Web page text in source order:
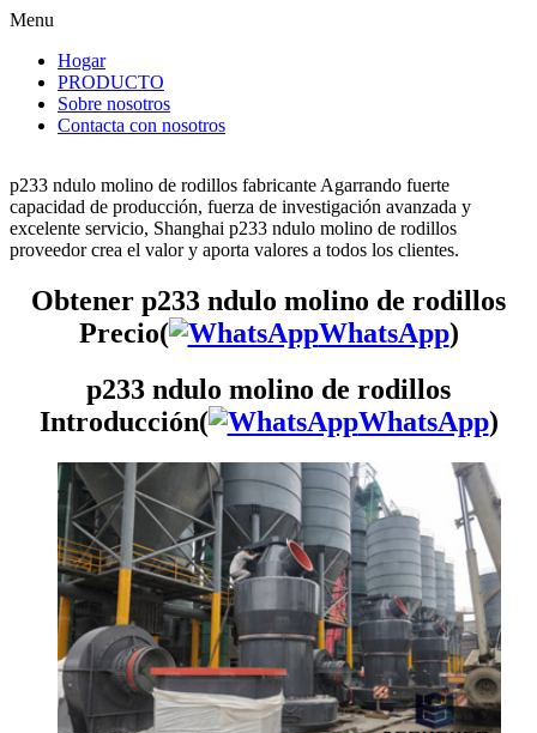
Menu
Hogar
PRODUCTO
Sobre nosotros
Contacta con nosotros
p233 ndulo molino de rodillos fabricante Agarrando fuerte
capacidad de producción, fuerza de investigación avanzada y
excelente servicio, Shanghai p233 ndulo molino de rodillos
proveedor crea el valor y aporta valores a todos los clientes.
Obtener p233 ndulo molino de rodillos
Precio(
WhatsApp)
p233 ndulo molino de rodillos
Introducción(
WhatsApp)